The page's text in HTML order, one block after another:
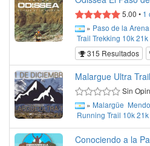
5.00 • 1
» Paso de la
Trail Trekking 10k21k
315 Resultados
Malargue Ultra Trail
Sin
» Malargüe
Running Trail 10k21k
Conociendo a la